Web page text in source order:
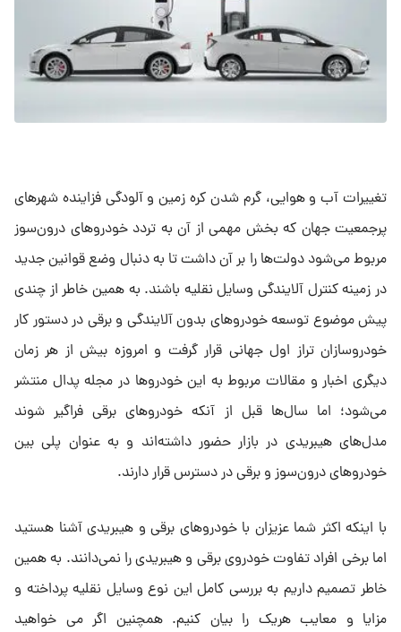
تغییرات آب و هوایی، گرم شدن کره زمین و آلودگی فزاینده شهرهای
پرجمعیت جهان که بخش مهمی از آن به تردد خودروهای درون‌سوز
مربوط می‌شود دولت‌ها را بر آن داشت تا به دنبال وضع قوانین جدید
در زمینه کنترل آلایندگی وسایل نقلیه باشند. به همین خاطر از چندی
پیش موضوع توسعه خودروهای بدون آلایندگی و برقی در دستور کار
خودروسازان تراز اول جهانی قرار گرفت و امروزه بیش از هر زمان
دیگری اخبار و مقالات مربوط به این خودروها در مجله پدال منتشر
می‌شود؛ اما سال‌ها قبل از آنکه خودروهای برقی فراگیر شوند
مدل‌های هیبریدی در بازار حضور داشته‌اند و به عنوان پلی بین
خودروهای درون‌سوز و برقی در دسترس قرار دارند.
با اینکه اکثر شما عزیزان با خودروهای برقی و هیبریدی آشنا هستید
اما برخی افراد تفاوت خودروی برقی و هیبریدی را نمی‌دانند. به همین
خاطر تصمیم داریم به بررسی کامل این نوع وسایل نقلیه پرداخته و
مزایا و معایب هریک را بیان کنیم. همچنین اگر می خواهید